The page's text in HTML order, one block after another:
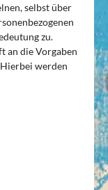
selbst über
zu.
an die Vorgaben
werden